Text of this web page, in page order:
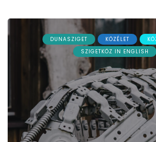
DUNASZIGET KÖZÉLET
SZIGETKÖZ IN ENGLISH